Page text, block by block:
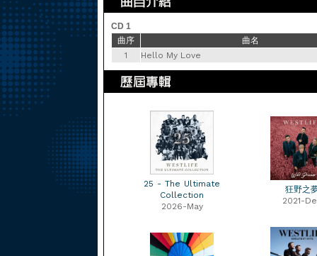
CD 1
曲序
曲名
1
Hello My Love
25 - The Ultimate
Collection
2026-May
狂野之
2021-